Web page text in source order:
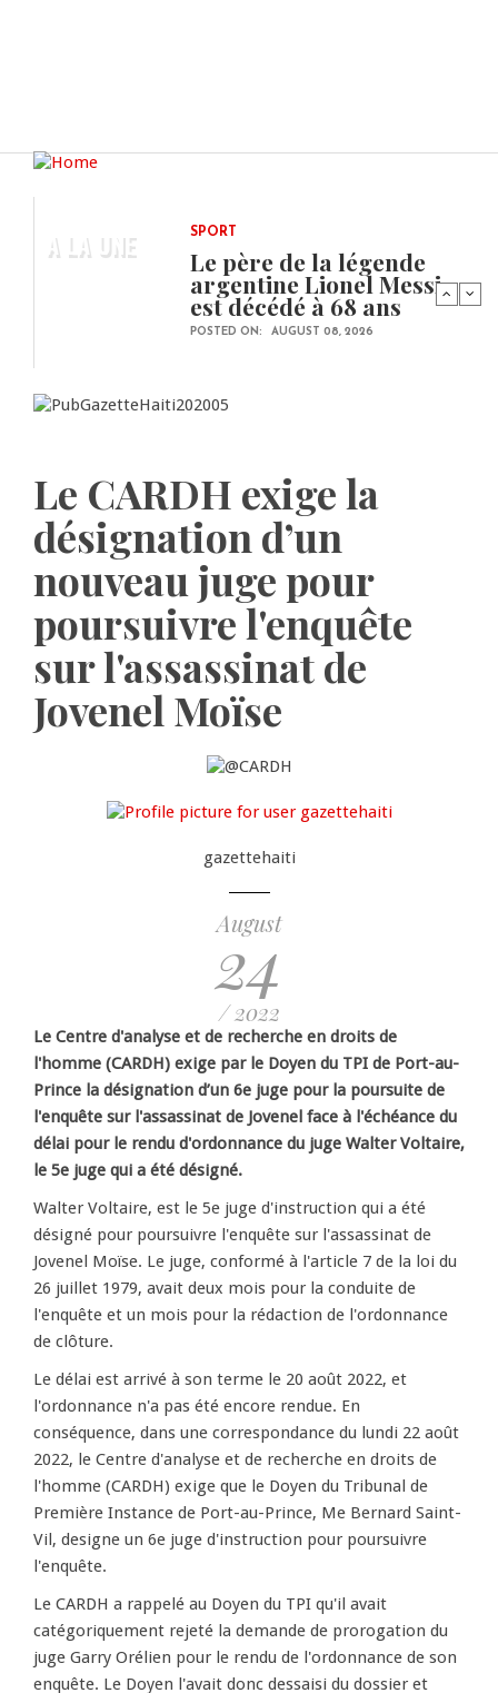
A LA UNE SPORT
Le père de la légende
argentine Lionel Messi
est décédé à 68 ans
POSTED ON: AUGUST 08, 2026
Le CARDH exige la
désignation d’un
nouveau juge pour
poursuivre l'enquête
sur l'assassinat de
Jovenel Moïse
gazettehaiti
August
24
/ 2022
Le Centre d'analyse et de recherche en droits de
l'homme (CARDH) exige par le Doyen du TPI de Port-au-
Prince la désignation d’un 6e juge pour la poursuite de
l'enquête sur l'assassinat de Jovenel face à l'échéance du
délai pour le rendu d'ordonnance du juge Walter Voltaire,
le 5e juge qui a été désigné.
Walter Voltaire, est le 5e juge d'instruction qui a été
désigné pour poursuivre l'enquête sur l'assassinat de
Jovenel Moïse. Le juge, conformé à l'article 7 de la loi du
26 juillet 1979, avait deux mois pour la conduite de
l'enquête et un mois pour la rédaction de l'ordonnance
de clôture.
Le délai est arrivé à son terme le 20 août 2022, et
l'ordonnance n'a pas été encore rendue. En
conséquence, dans une correspondance du lundi 22 août
2022, le Centre d'analyse et de recherche en droits de
l'homme (CARDH) exige que le Doyen du Tribunal de
Première Instance de Port-au-Prince, Me Bernard Saint-
Vil, designe un 6e juge d'instruction pour poursuivre
l'enquête.
Le CARDH a rappelé au Doyen du TPI qu'il avait
catégoriquement rejeté la demande de prorogation du
juge Garry Orélien pour le rendu de l'ordonnance de son
enquête. Le Doyen l'avait donc dessaisi du dossier et